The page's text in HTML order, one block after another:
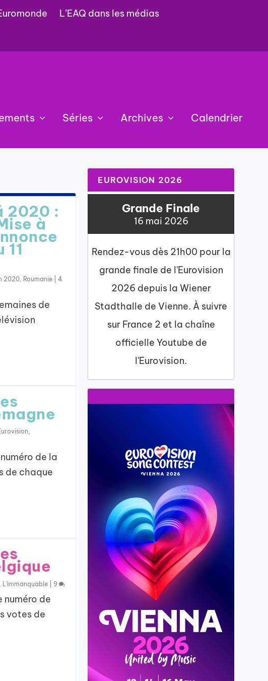
L’EAQ dans les médias
Séries Archives Calendrier
2020 :
à
2020, Roumanie| 4
de
de la
de chaque
L'immanquable| 9
numéro de
votes de
EUROVISION 2026
Grande Finale
16 mai 2026
Rendez-vous dès 21h00 pour la
grande finale de l'Eurovision
2026 depuis la Wiener
Stadthalle de Vienne. À suivre
sur France 2 et la chaîne
officielle Youtube de
l'Eurovision.